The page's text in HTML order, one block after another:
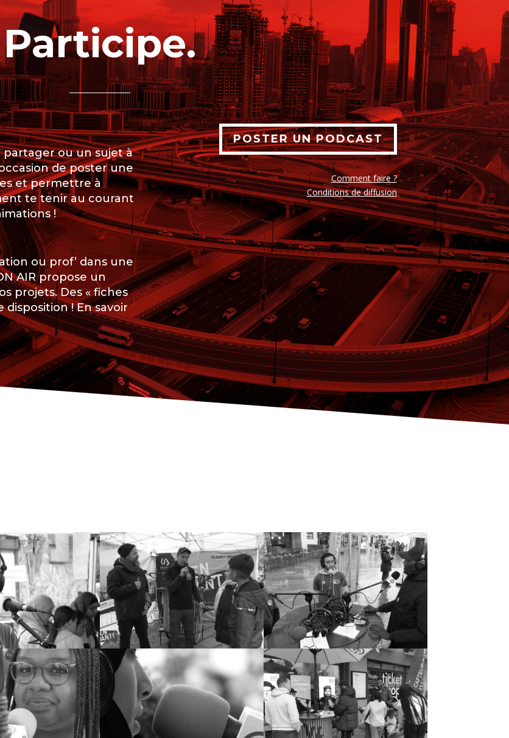
Participe.
partager ou un sujet à
de poster une
et permettre à
te tenir au courant
!
ou prof’ dans une
AIR propose un
projets. Des « fiches
! En savoir
POSTER UN PODCAST
Comment faire ?
Conditions de diffusion